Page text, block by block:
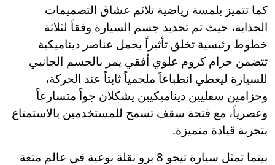
كما تتميز بلمسة رياضية تلائم عشاق التصميمات
الجذابة، حيث تم تحديد جسم السيارة وفقاً لثلاثة
خطوط رئيسية تخلق تأثيراً يحمل عناصر ديناميكية
تتضمن حزام كروم علوي أفقي يمر بالجسم الجانبي
للسيارة ليعطي انطباعاَ ملحمياً ثابتاً عند الحركة،
وحزامين سفليين ديناميكيين يشكلان جواً متسارعاً
وعصرياً، مع فتحة سقف تسمح للمستخدمين بالاستمتاع
بتجربة قيادة متميزة.
بينما تمثل سيارة تيجو 8 برو نقلة نوعية في عالم متعة